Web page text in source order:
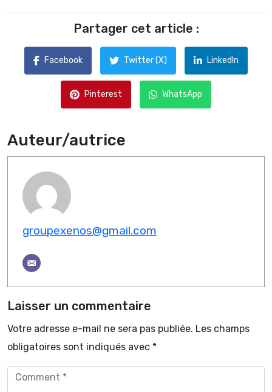
Partager cet article :
Facebook Twitter (X) LinkedIn
Pinterest WhatsApp
Auteur/autrice
groupexenos@gmail.com
Laisser un commentaire
Votre adresse e-mail ne sera pas publiée. Les champs
obligatoires sont indiqués avec *